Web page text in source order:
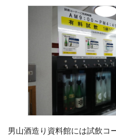
男山酒造り資料館には試飲コ